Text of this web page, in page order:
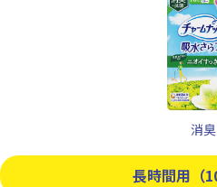
消臭
長時間用（